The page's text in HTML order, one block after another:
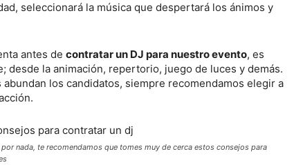
seleccionará la música que despertará los ánimos y
antes de contratar un DJ para nuestro evento, es
desde la animación, repertorio, juego de luces y demás.
los candidatos, siempre recomendamos elegir a
nada, te recomendamos que tomes muy de cerca estos consejos para